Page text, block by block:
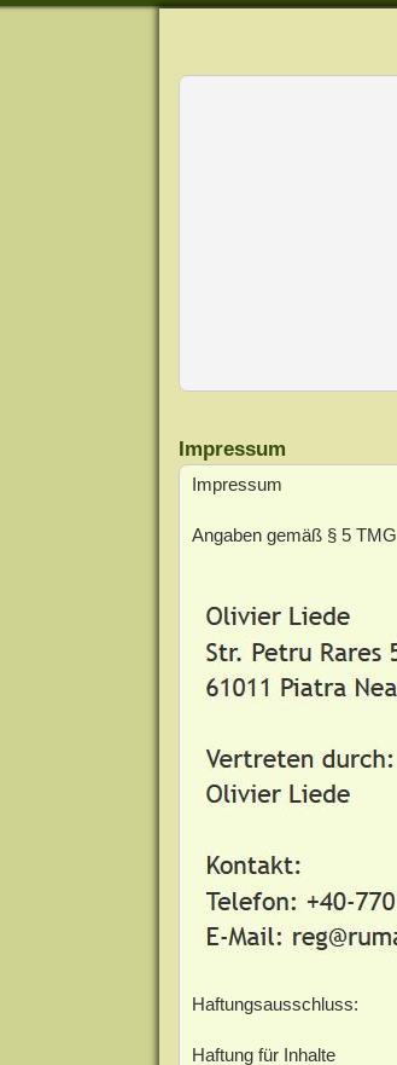
Impressum
Impressum
Angaben gemäß § 5 TMG
Haftungsausschluss:
Haftung für Inhalte